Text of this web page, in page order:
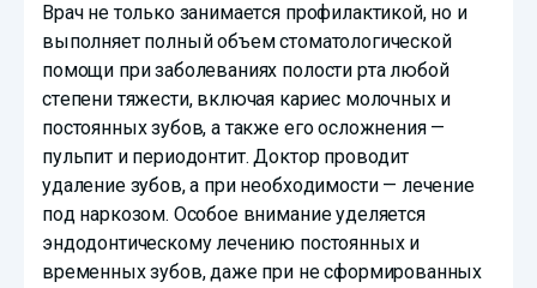
Врач не только занимается профилактикой, но и
выполняет полный объем стоматологической
помощи при заболеваниях полости рта любой
степени тяжести, включая кариес молочных и
постоянных зубов, а также его осложнения —
пульпит и периодонтит. Доктор проводит
удаление зубов, а при необходимости — лечение
под наркозом. Особое внимание уделяется
эндодонтическому лечению постоянных и
временных зубов, даже при не сформированных